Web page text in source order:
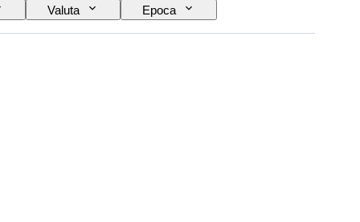
Valuta
Epoca